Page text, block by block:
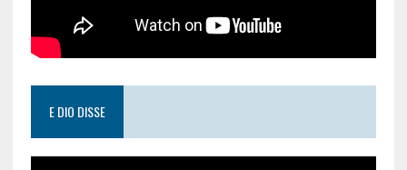
E DIO DISSE